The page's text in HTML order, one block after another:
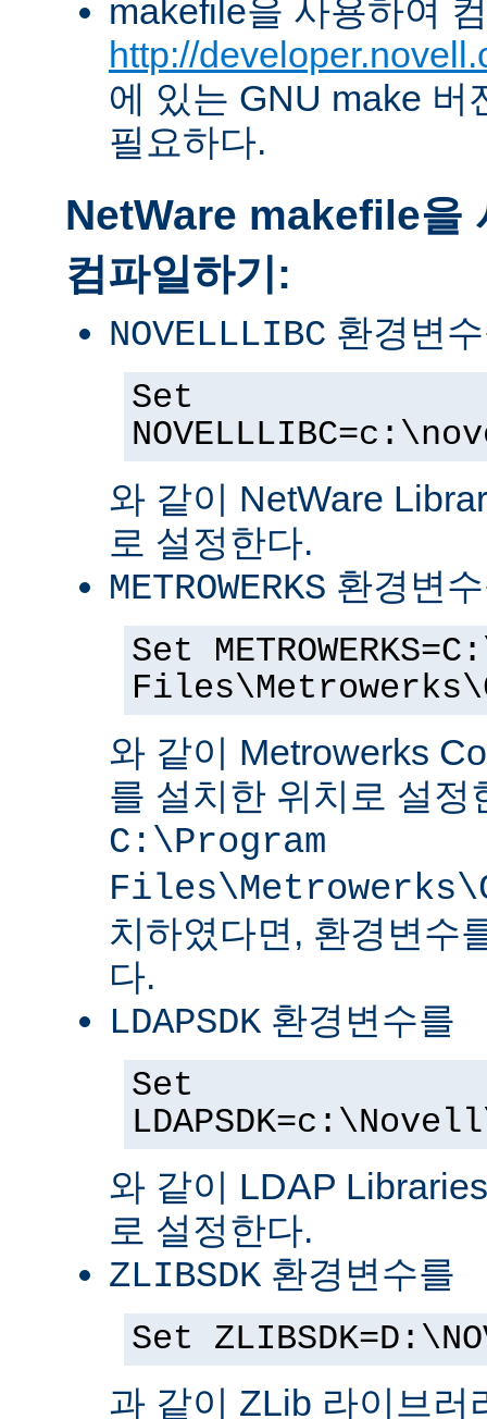
makefile을 사용하여
http://
에 있는 GNU make 버
필요하다.
NetWare makefile을
컴파일하기:
NOVELLLIBC 환경변
Set
와 같이 NetWare
로 설정한다.
METROWERKS 환경변
Set
와 같이 Metrowerks
를 설치한 위치로 설정
C:\Program
치하였다면, 환경변수
다.
LDAPSDK 환경변수를
Set
와 같이 LDAP
로 설정한다.
ZLIBSDK 환경변수를
Set
과 같이 ZLib 라이브러